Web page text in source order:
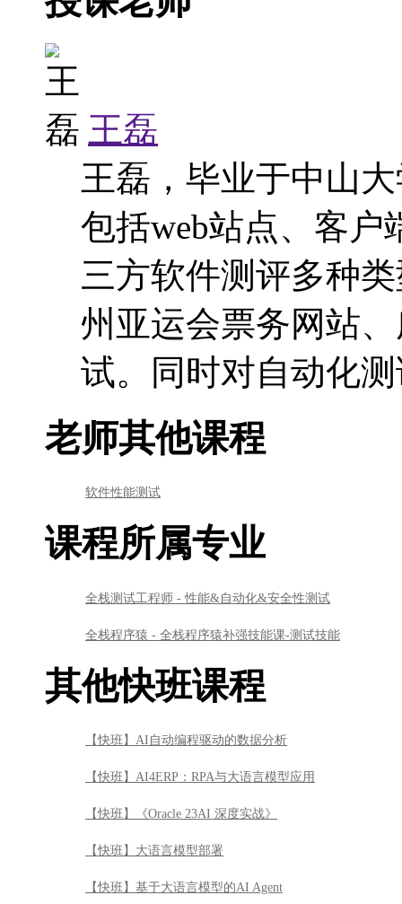
王磊
王磊，毕业于中山
包括web站点、客
三方软件测评多种
州亚运会票务网站
试。同时对自动化
老师其他课程
软件性能测试
课程所属专业
全栈测试工程师 - 性能&自动化&安全性测试
全栈程序猿 - 全栈程序猿补强技能课-测试技能
其他快班课程
【快班】AI自动编程驱动的数据分析
【快班】AI4ERP：RPA与大语言模型应用
【快班】《Oracle 23AI 深度实战》
【快班】大语言模型部署
【快班】基于大语言模型的AI Agent